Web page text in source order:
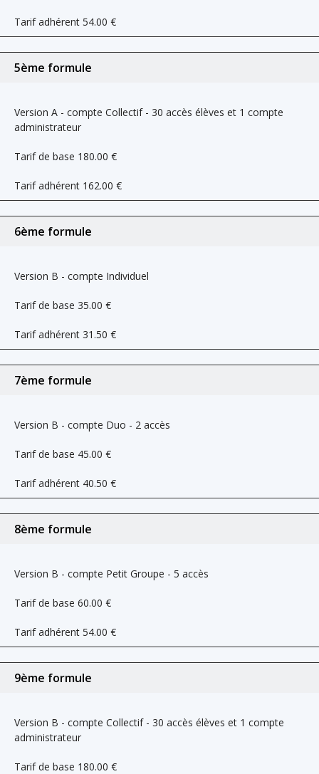
Tarif adhérent 54.00 €
5ème formule
Version A - compte Collectif - 30 accès élèves et 1 compte
administrateur
Tarif de base 180.00 €
Tarif adhérent 162.00 €
6ème formule
Version B - compte Individuel
Tarif de base 35.00 €
Tarif adhérent 31.50 €
7ème formule
Version B - compte Duo - 2 accès
Tarif de base 45.00 €
Tarif adhérent 40.50 €
8ème formule
Version B - compte Petit Groupe - 5 accès
Tarif de base 60.00 €
Tarif adhérent 54.00 €
9ème formule
Version B - compte Collectif - 30 accès élèves et 1 compte
administrateur
Tarif de base 180.00 €